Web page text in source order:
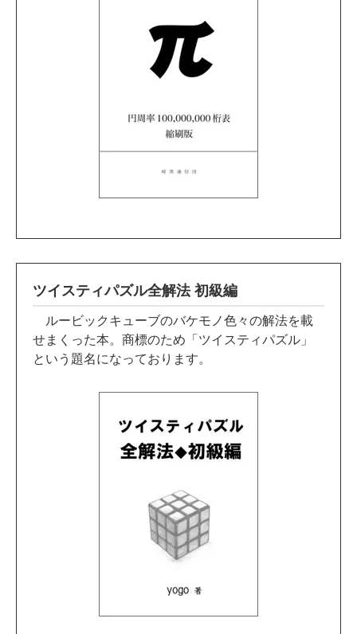
ツイスティパズル全解法 初級編
ルービックキューブのバケモノ色々の解法を載
せまくった本。商標のため「ツイスティパズル」
という題名になっております。